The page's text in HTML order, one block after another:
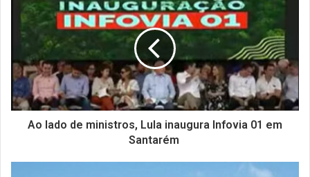
Ao lado de ministros, Lula inaugura Infovia 01 em
Santarém